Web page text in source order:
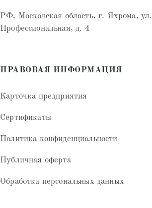
РФ, Московская область, г. Яхрома, ул.
Профессиональная, д. 4
ПРАВОВАЯ ИНФОРМАЦИЯ
Карточка предприятия
Сертификаты
Политика конфиденциальности
Публичная оферта
Обработка персональных данных